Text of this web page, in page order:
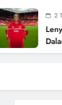
2 Tahun
Leny
Dalam
Senilai